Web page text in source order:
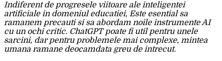
Indiferent de progresele viitoare ale inteligentei
artificiale in domeniul educatiei, Este esential sa
ramanem precauti si sa abordam noile instrumente AI
cu un ochi critic. ChatGPT poate fi util pentru unele
sarcini, dar pentru problemele mai complexe, mintea
umana ramane deocamdata greu de intrecut.